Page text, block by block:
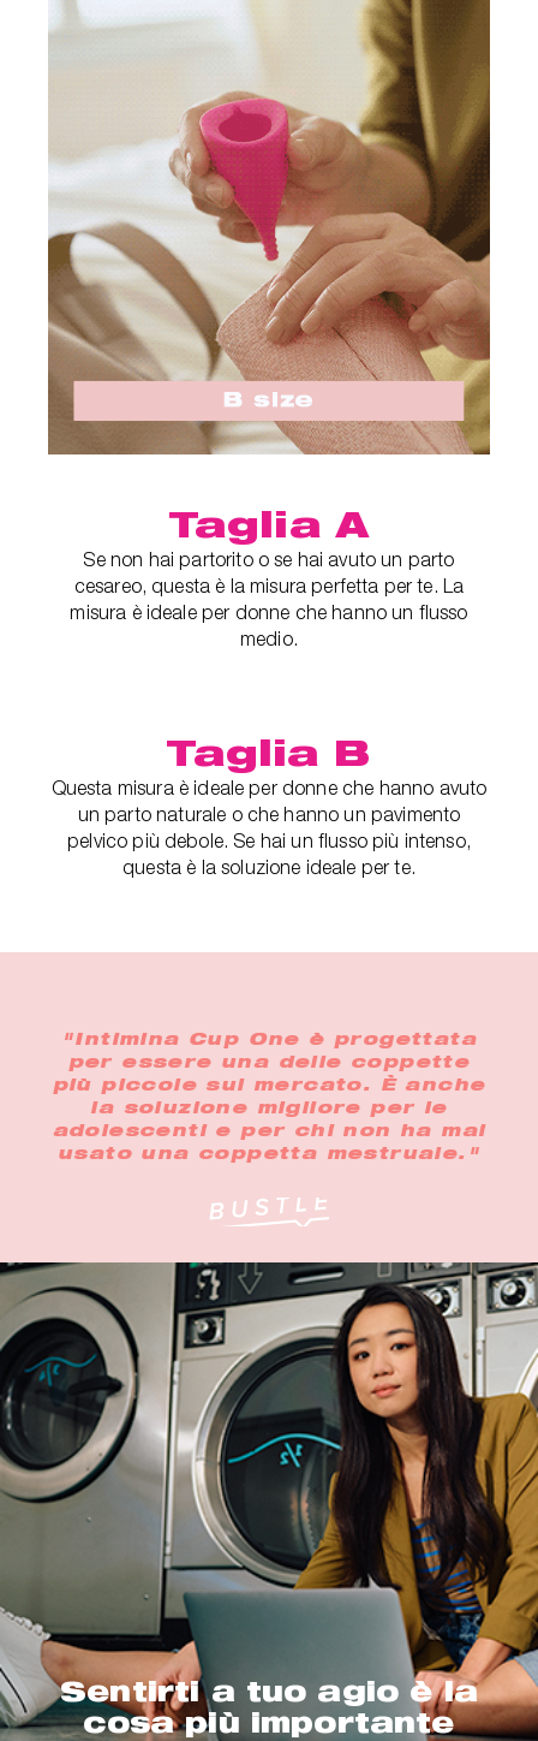
Taglia A
Se non hai partorito o se hai avuto un parto
cesareo, questa è la misura perfetta per te. La
misura è ideale per donne che hanno un flusso
medio.
Taglia B
Questa misura è ideale per donne che hanno avuto
un parto naturale o che hanno un pavimento
pelvico più debole. Se hai un flusso più intenso,
questa è la soluzione ideale per te.
"Intimina Cup One è progettata
per essere una delle coppette
più piccole sul mercato. È anche
la soluzione migliore per le
adolescenti e per chi non ha mai
usato una coppetta mestruale."
Sentirti a tuo agio è la
cosa più importante